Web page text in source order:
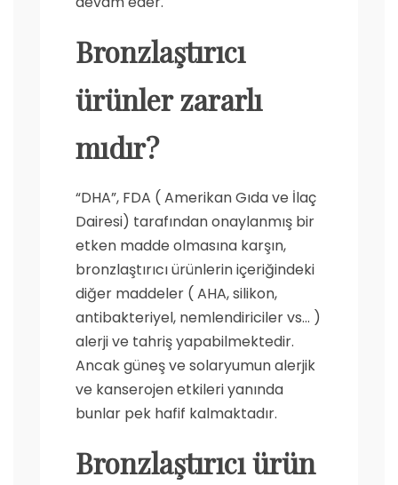
Bronzlaştırıcı
ürünlerzararlı
mıdır?
“DHA”, FDA ( Amerikan Gıda ve İlaç
Dairesi) tarafından onaylanmış bir
etken madde olmasına karşın,
bronzlaştırıcı ürünlerin içeriğindeki
diğer maddeler ( AHA, silikon,
antibakteriyel, nemlendiriciler vs… )
alerji ve tahriş yapabilmektedir.
Ancak güneş ve solaryumun alerjik
ve kanserojen etkileri yanında
bunlar pek hafif kalmaktadır.
Bronzlaştırıcı ürün